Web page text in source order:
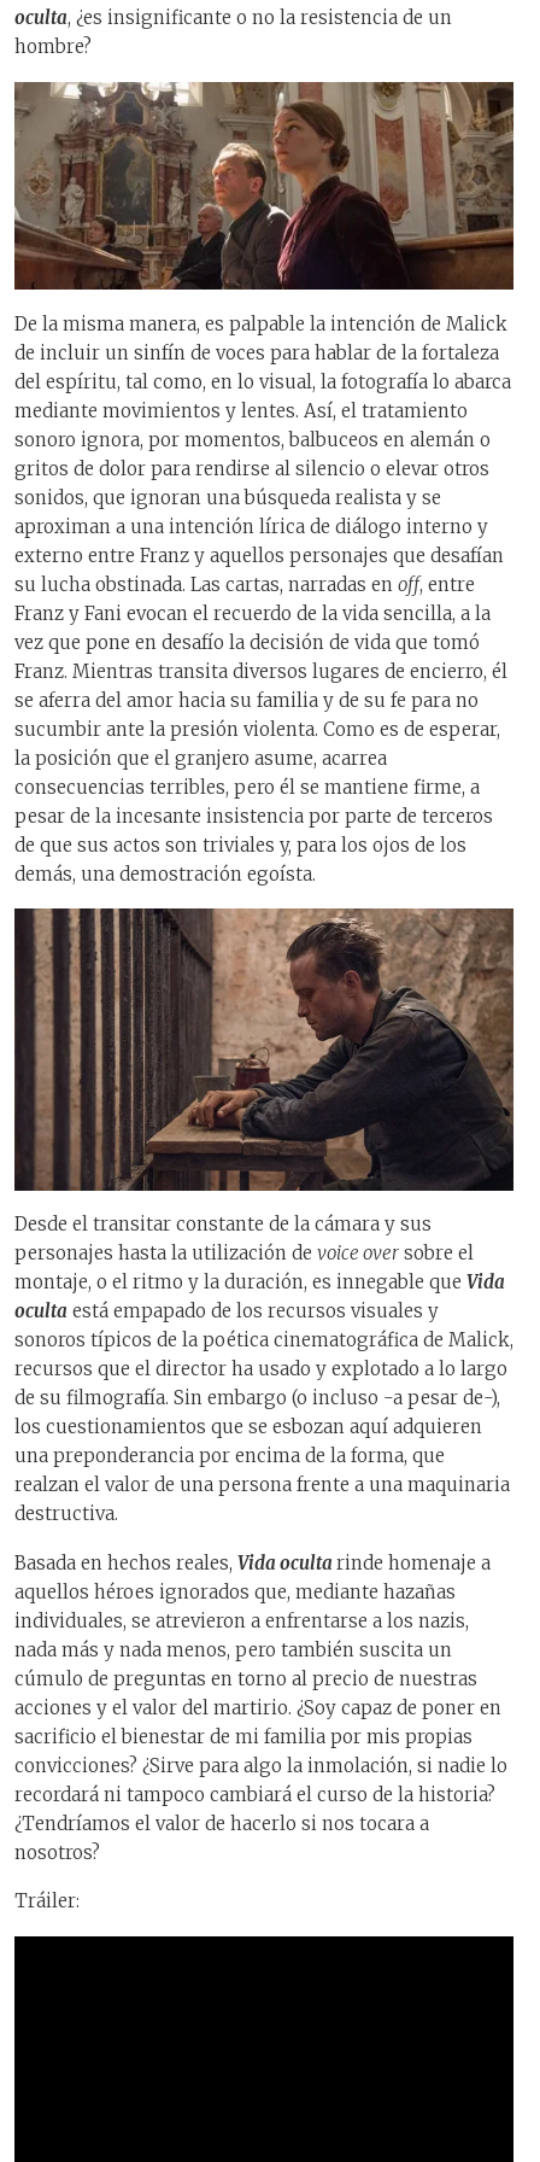
oculta, ¿es insignificante o no la resistencia de un
hombre?
De la misma manera, es palpable la intención de Malick
de incluir un sinfín de voces para hablar de la fortaleza
del espíritu, tal como, en lo visual, la fotografía lo abarca
mediante movimientos y lentes. Así, el tratamiento
sonoro ignora, por momentos, balbuceos en alemán o
gritos de dolor para rendirse al silencio o elevar otros
sonidos, que ignoran una búsqueda realista y se
aproximan a una intención lírica de diálogo interno y
externo entre Franz y aquellos personajes que desafían
su lucha obstinada. Las cartas, narradas en off, entre
Franz y Fani evocan el recuerdo de la vida sencilla, a la
vez que pone en desafío la decisión de vida que tomó
Franz. Mientras transita diversos lugares de encierro, él
se aferra del amor hacia su familia y de su fe para no
sucumbir ante la presión violenta. Como es de esperar,
la posición que el granjero asume, acarrea
consecuencias terribles, pero él se mantiene firme, a
pesar de la incesante insistencia por parte de terceros
de que sus actos son triviales y, para los ojos de los
demás, una demostración egoísta.
Desde el transitar constante de la cámara y sus
personajes hasta la utilización de voice over sobre el
montaje, o el ritmo y la duración, es innegable que Vida
oculta está empapado de los recursos visuales y
sonoros típicos de la poética cinematográfica de Malick,
recursos que el director ha usado y explotado a lo largo
de su filmografía. Sin embargo (o incluso -a pesar de-),
los cuestionamientos que se esbozan aquí adquieren
una preponderancia por encima de la forma, que
realzan el valor de una persona frente a una maquinaria
destructiva.
Basada en hechos reales, Vida oculta rinde homenaje a
aquellos héroes ignorados que, mediante hazañas
individuales, se atrevieron a enfrentarse a los nazis,
nada más y nada menos, pero también suscita un
cúmulo de preguntas en torno al precio de nuestras
acciones y el valor del martirio. ¿Soy capaz de poner en
sacrificio el bienestar de mi familia por mis propias
convicciones? ¿Sirve para algo la inmolación, si nadie lo
recordará ni tampoco cambiará el curso de la historia?
¿Tendríamos el valor de hacerlo si nos tocara a
nosotros?
Tráiler: